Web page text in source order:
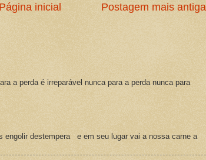
Postagem mais antiga
Página inicial
a perda é irreparável nunca para a perda nunca para
engolir destempera e em seu lugar vai a nossa carne a